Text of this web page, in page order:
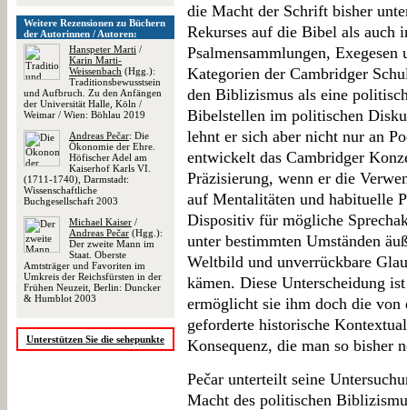
Weitere Rezensionen zu Büchern
der Autorinnen / Autoren:
Hanspeter Marti /
Karin Marti-
Weissenbach (Hgg.):
Traditionsbewusstsein
und Aufbruch. Zu den Anfängen
der Universität Halle, Köln /
Weimar / Wien: Böhlau 2019
Andreas Pečar: Die
Ökonomie der Ehre.
Höfischer Adel am
Kaiserhof Karls VI.
(1711-1740), Darmstadt:
Wissenschaftliche
Buchgesellschaft 2003
Michael Kaiser /
Andreas Pečar (Hgg.):
Der zweite Mann im
Staat. Oberste
Amtsträger und Favoriten im
Umkreis der Reichsfürsten in der
Frühen Neuzeit, Berlin: Duncker
& Humblot 2003
Unterstützen Sie die sehepunkte
die Macht der Schrift bisher
Rekurses auf die Bibel als auch
Psalmensammlungen,
Kategorien der Cambridger
den Biblizismus als eine
Bibelstellen im politischen
lehnt er sich aber nicht nur an
entwickelt das Cambridger
Präzisierung, wenn er die
auf Mentalitäten und habituelle
Dispositiv für mögliche
unter bestimmten Umständen
Weltbild und unverrückbare
kämen. Diese Unterscheidung
ermöglicht sie ihm doch die
geforderte historische
Konsequenz, die man so bisher
Pečar unterteilt seine
Macht des politischen